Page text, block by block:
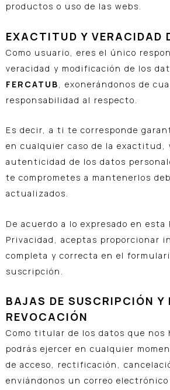
productos o uso de las webs.
EXACTITUD Y VERACIDAD
Como usuario, eres el único
veracidad y modificación de los
FERCATUB
, exonerándonos de
responsabilidad al respecto.
Es decir, a ti te corresponde
en cualquier caso de la exactitud,
autenticidad de los datos
te comprometes a mantenerlos
actualizados.
De acuerdo a lo expresado en esta
Privacidad, aceptas proporcionar
completa y correcta en el
suscripción.
BAJAS DE SUSCRIPCIÓN Y
REVOCACIÓN
Como titular de los datos que nos
podrás ejercer en cualquier
de acceso, rectificación,
enviándonos un correo